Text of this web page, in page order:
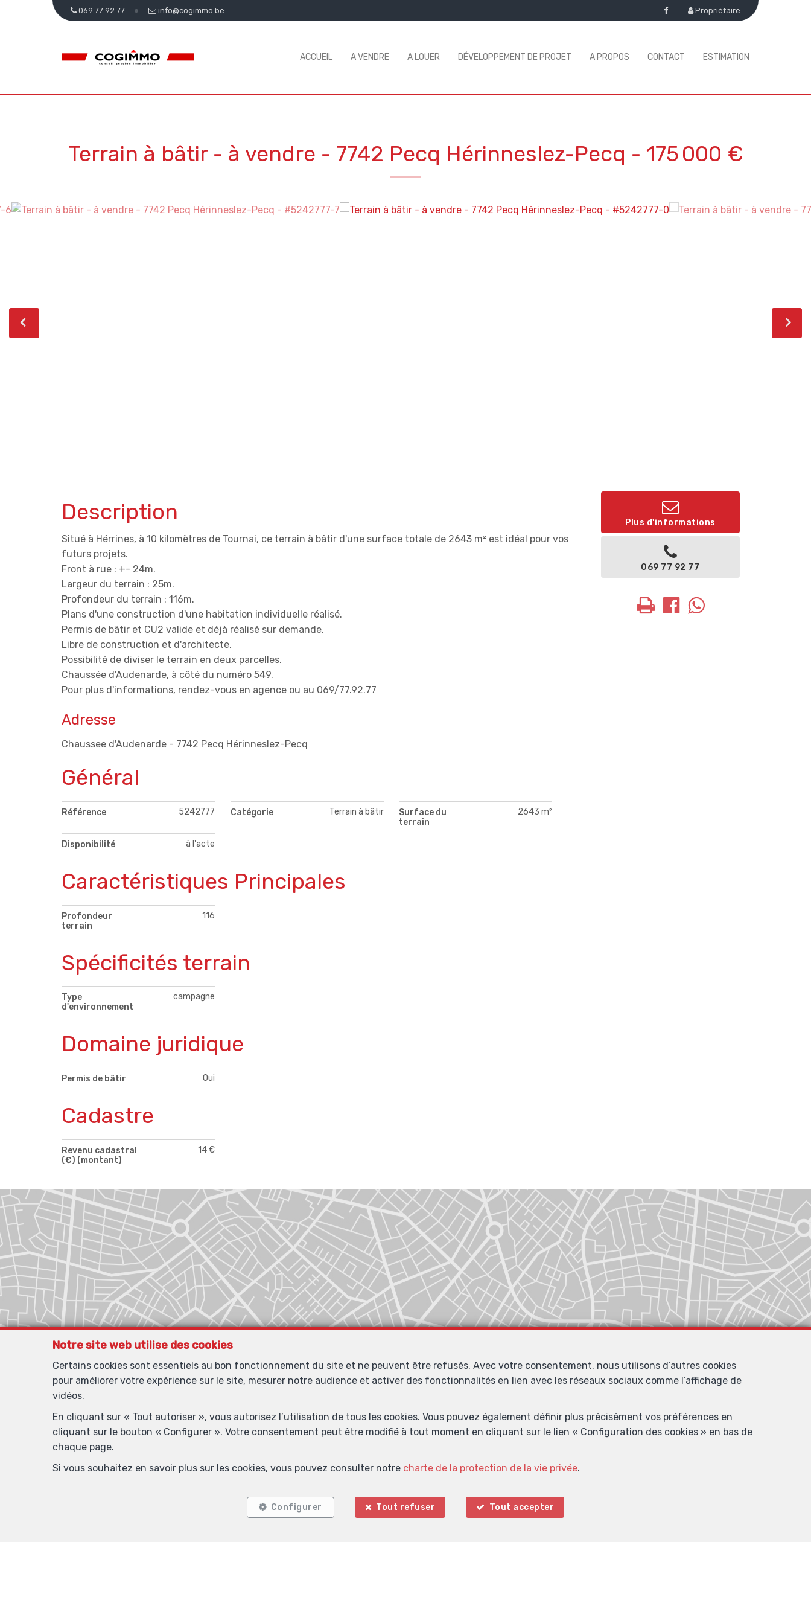
069 77 92 77 info@cogimmo.be Propriétaire
ACCUEIL A VENDRE A LOUER DÉVELOPPEMENT DE PROJET A PROPOS CONTACT ESTIMATION
Terrain à bâtir - à vendre - 7742 Pecq Hérinneslez-Pecq - 175 000 €
Description
Situé à Hérrines, à 10 kilomètres de Tournai, ce terrain à bâtir d'une surface totale de 2643 m² est idéal pour vos
futurs projets.
Front à rue : +- 24m.
Largeur du terrain : 25m.
Profondeur du terrain : 116m.
Plans d'une construction d'une habitation individuelle réalisé.
Permis de bâtir et CU2 valide et déjà réalisé sur demande.
Libre de construction et d'architecte.
Possibilité de diviser le terrain en deux parcelles.
Chaussée d'Audenarde, à côté du numéro 549.
Pour plus d'informations, rendez-vous en agence ou au 069/77.92.77
Adresse
Chaussee d'Audenarde - 7742 Pecq Hérinneslez-Pecq
Général
Référence 5242777 Catégorie Terrain à bâtir
Surface du
terrain
2643 m²
Disponibilité à l'acte
Caractéristiques Principales
Profondeur
terrain
116
Spécificités terrain
Type
d'environnement
campagne
Domaine juridique
Permis de bâtir Oui
Cadastre
Revenu cadastral
(€) (montant)
14 €
Plus d'informations
069 77 92 77
Localiser sur la carte
Notre site web utilise des cookies
Certains cookies sont essentiels au bon fonctionnement du site et ne peuvent être refusés. Avec votre consentement, nous utilisons d’autres cookies
pour améliorer votre expérience sur le site, mesurer notre audience et activer des fonctionnalités en lien avec les réseaux sociaux comme l’affichage de
vidéos.
En cliquant sur « Tout autoriser », vous autorisez l’utilisation de tous les cookies. Vous pouvez également définir plus précisément vos préférences en
cliquant sur le bouton « Configurer ». Votre consentement peut être modifié à tout moment en cliquant sur le lien « Configuration des cookies » en bas de
chaque page.
Si vous souhaitez en savoir plus sur les cookies, vous pouvez consulter notre charte de la protection de la vie privée.
Configurer Tout refuser Tout accepter